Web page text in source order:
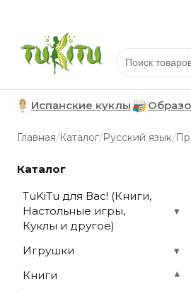
Испанские куклы
Главная/Каталог/Русский язык/
Каталог
TuKiTu для Вас! (Книги,
Настольные игры,
Куклы и другое)
▾
Игрушки
▾
Книги
▾